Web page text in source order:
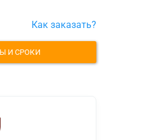
Как заказать?
И СРОКИ